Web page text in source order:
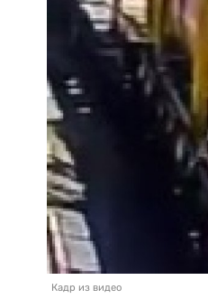
Кадр из видео